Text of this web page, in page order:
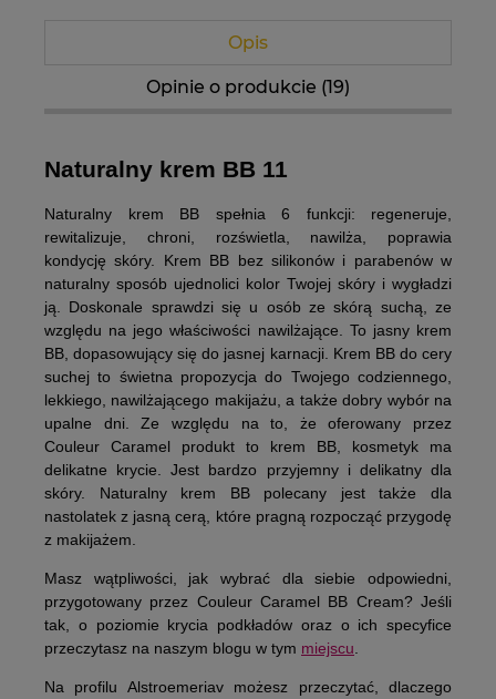
Opis
Opinie o produkcie (19)
Naturalny krem BB 11
Naturalny krem BB spełnia 6 funkcji: regeneruje,
rewitalizuje, chroni, rozświetla, nawilża, poprawia
kondycję skóry. Krem BB bez silikonów i parabenów w
naturalny sposób ujednolici kolor Twojej skóry i wygładzi
ją. Doskonale sprawdzi się u osób ze skórą suchą, ze
względu na jego właściwości nawilżające. To jasny krem
BB, dopasowujący się do jasnej karnacji
Krem BB do cery
suchej to świetna propozycja do Twojego codziennego,
lekkiego, nawilżającego makijażu , a także dobry wybór na
upalne dni. Ze względu na to, żeoferowany przez
Couleur Caramel produkt to krem BB, kosmetyk ma
delikatne krycie . Jest bardzo przyjemny i delikatny dla
skóry. Naturalny krem BB polecany jest także dla
nastolatek z jasną cerą , które pragną rozpocząć przygodę
z makijażem.
Masz wątpliwości, jak wybrać dla siebie odpowiedni,
przygotowany przez Couleur Caramel BB Cream? Jeśli
tak, o poziomie krycia podkładów oraz o ich specyfice
przeczytasz na naszym blogu w tym miejscu
Na profilu Alstroemeriav możesz przeczytać, dlaczego